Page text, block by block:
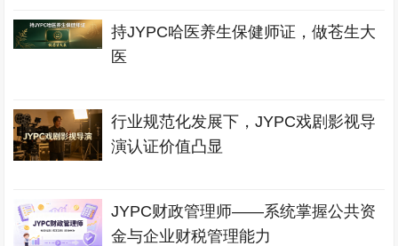
持JYPC哈医养生保健师证，做苍生大
医
行业规范化发展下，JYPC戏剧影视导
演认证价值凸显
JYPC财政管理师——系统掌握公共资
金与企业财税管理能力